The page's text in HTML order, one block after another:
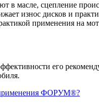
масле, сцепление
износ дисков и
применения на
его
применения ФОРУМ®?